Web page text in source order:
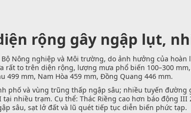
rộng gây ngập lụt,
Nông nghiệp và Môi trường, do ảnh hưởng của
rất to trên diện rộng, lượng mưa phổ biến 100–300
499 mm, Nam Hòa 459 mm, Đồng Quang 446 mm.
phố và vùng trũng thấp ngập sâu; nhiều tuyến đường
nhiều trạm. Cụ thể: Thác Riềng cao hơn báo động III
sâu, sạt lở đất và lũ quét tiếp tục diễn biến phức tạp.